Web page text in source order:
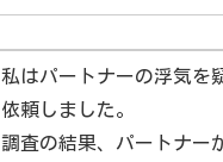
私はパートナーの浮気を
依頼しました。
調査の結果、パートナー